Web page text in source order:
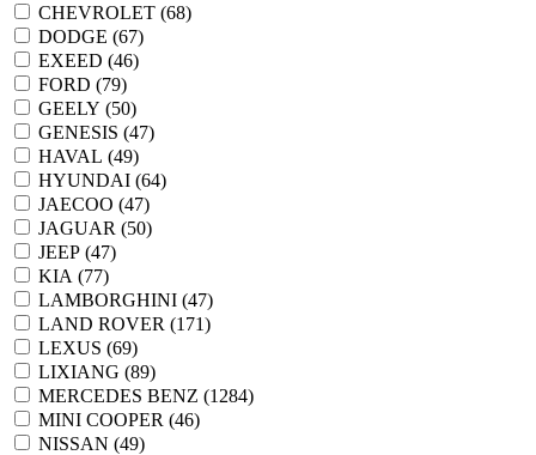
CHEVROLET (68)
DODGE (67)
EXEED (46)
FORD (79)
GEELY (50)
GENESIS (47)
HAVAL (49)
HYUNDAI (64)
JAECOO (47)
JAGUAR (50)
JEEP (47)
KIA (77)
LAMBORGHINI (47)
LAND ROVER (171)
LEXUS (69)
LIXIANG (89)
MERCEDES BENZ (1284)
MINI COOPER (46)
NISSAN (49)